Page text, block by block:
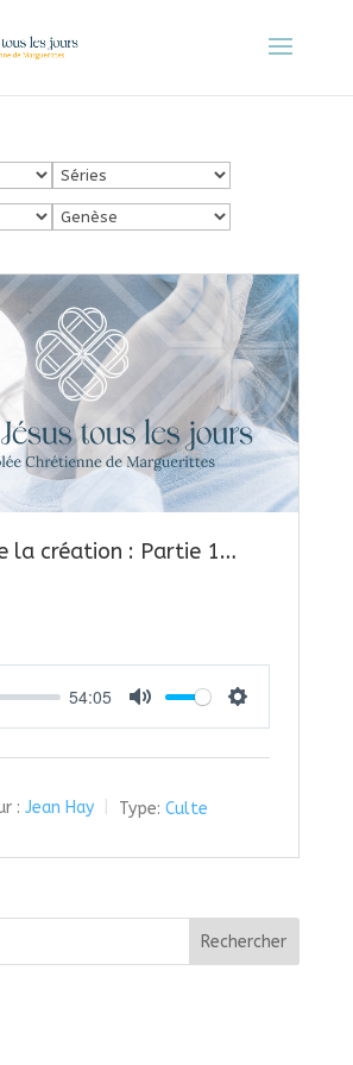
la création : Partie 1…
54:05
: Jean Hay Type: Culte
Rechercher